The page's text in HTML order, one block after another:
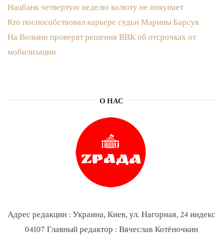
Нацбанк четвертую неделю валюту не покупает
Кто поспособствовал карьере судьи Марины Барсук
На Волыни проверят решения ВВК об отсрочках от
мобилизации
О НАС
Адрес редакции : Украина, Киев, ул. Нагорная, 24 индекс
04107 Главный редактор : Вячеслав Котёночкин